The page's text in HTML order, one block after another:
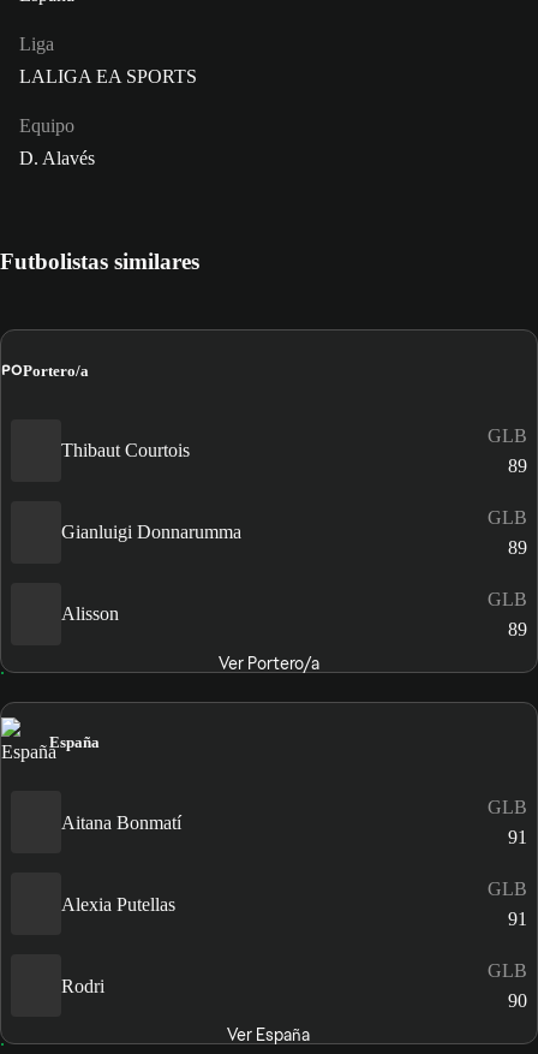
Liga
LALIGA EA SPORTS
Equipo
D. Alavés
Futbolistas similares
POPortero/a
Thibaut Courtois
GLB
89
Gianluigi Donnarumma
GLB
89
Alisson
GLB
89
Ver Portero/a
España
Aitana Bonmatí
GLB
91
Alexia Putellas
GLB
91
Rodri
GLB
90
Ver España